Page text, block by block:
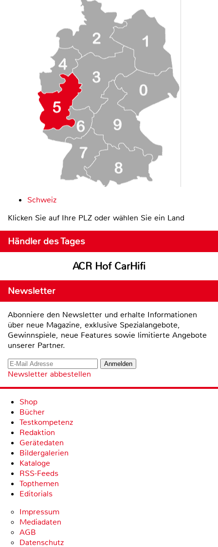
Schweiz
Klicken Sie auf Ihre PLZ oder wählen Sie ein Land
Händler des Tages
ACR Hof CarHifi
Newsletter
Abonniere den Newsletter und erhalte Informationen
über neue Magazine, exklusive Spezialangebote,
Gewinnspiele, neue Features sowie limitierte Angebote
unserer Partner.
Newsletter abbestellen
Shop
Bücher
Testkompetenz
Redaktion
Gerätedaten
Bildergalerien
Kataloge
RSS-Feeds
Topthemen
Editorials
Impressum
Mediadaten
AGB
Datenschutz